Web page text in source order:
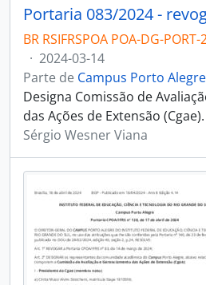
Portaria 083/2024 -
BR RSIFRSPOA POA-DG-
· 2024-03-14
Parte de Campus Porto Alegre
Designa Comissão de
das Ações de Extensão (Cgae).
Sérgio Wesner Viana